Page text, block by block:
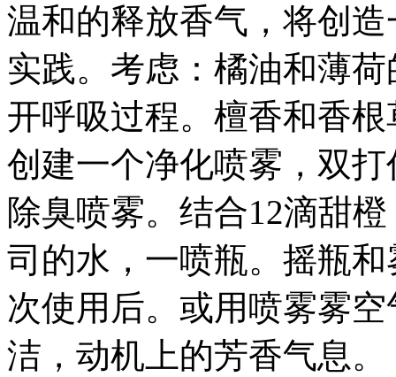
温和的释放香气，将创
实践。考虑：橘油和薄
开呼吸过程。檀香和香
创建一个净化喷雾，双
除臭喷雾。结合12滴甜
司的水，一喷瓶。摇瓶
次使用后。或用喷雾雾
洁，动机上的芳香气息。